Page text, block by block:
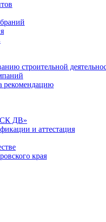
строительной
рекомендацию
ДВ»
и аттестация
края